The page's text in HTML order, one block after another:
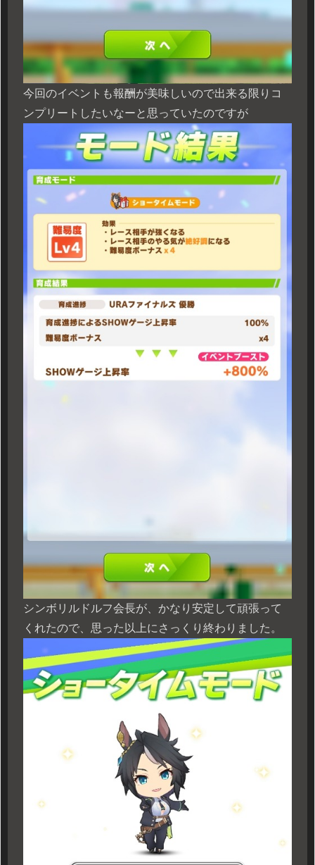
今回のイベントも報酬が美味しいので出来る限りコ
ンプリートしたいなーと思っていたのですが
シンボリルドルフ会長が、かなり安定して頑張って
くれたので、思った以上にさっくり終わりました。